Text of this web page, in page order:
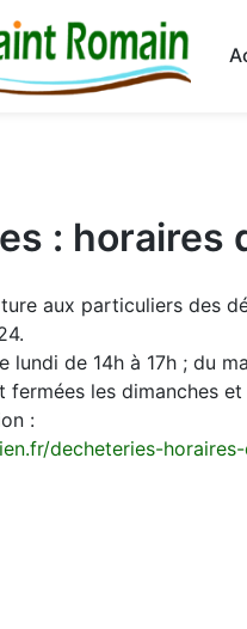
: horaires
aux particuliers des
lundi de 14h à 17h ; du
fermées les dimanches
:
decheteries-horaires-